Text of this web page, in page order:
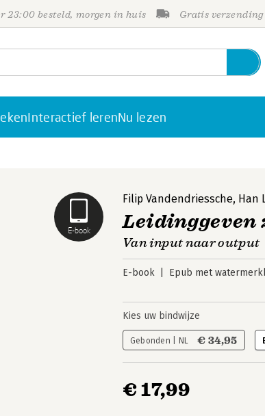
23:00 besteld, morgen in huis Gratis
Interactief lerenNu lezen
E-book
Filip Vandendriessche, Han
Van input naar output
E-book Epub met
Kies uw bindwijze
Gebonden | NL € 34,95
€ 17,99